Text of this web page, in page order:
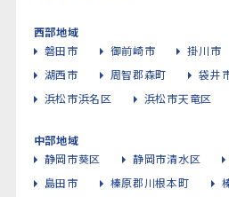
西部地域
磐田市
御前崎市 掛川市
湖西市
周智郡森町 袋井
浜松市浜名区
浜松市天竜区
中部地域
静岡市葵区
静岡市清水区
島田市
榛原郡川根本町